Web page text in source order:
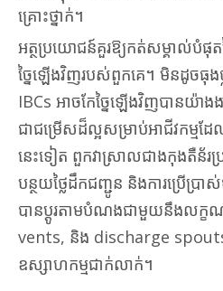
គ្រោះថ្នាក់។
អត្ថប្រយោជន៍គួរឱ្យកត់សម្គាល់បំផុ
ច្នៃឡើងវិញរបស់ពួកគេ។ មិនដូចធុង
IBCs អាចកែច្នៃឡើងវិញបានយ៉ាង
ជាជម្រើសដ៏ល្អសម្រាប់អាជីវកម្ម
នេះទៀត ពួកវាស្រាលជាងកុងតឺន័រ
បន្ថយថ្លៃដឹកជញ្ជូន និងការប្រើប្រា
បានប្ដូរតាមបំណងជាមួយនឹងលក្
vents, និង discharge spouts
ឧស្សាហកម្មជាក់លាក់។